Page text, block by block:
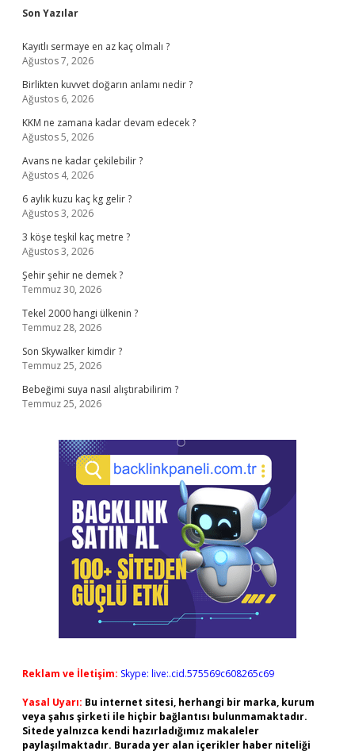
Sidebar
Son Yazılar
Kayıtlı sermaye en az kaç olmalı ?
Ağustos 7, 2026
Birlikten kuvvet doğarın anlamı nedir ?
Ağustos 6, 2026
KKM ne zamana kadar devam edecek ?
Ağustos 5, 2026
Avans ne kadar çekilebilir ?
Ağustos 4, 2026
6 aylık kuzu kaç kg gelir ?
Ağustos 3, 2026
3 köşe teşkil kaç metre ?
Ağustos 3, 2026
Şehir şehir ne demek ?
Temmuz 30, 2026
Tekel 2000 hangi ülkenin ?
Temmuz 28, 2026
Son Skywalker kimdir ?
Temmuz 25, 2026
Bebeğimi suya nasıl alıştırabilirim ?
Temmuz 25, 2026
Reklam ve İletişim: Skype: live:.cid.575569c608265c69
Yasal Uyarı: Bu internet sitesi, herhangi bir marka, kurum
veya şahıs şirketi ile hiçbir bağlantısı bulunmamaktadır.
Sitede yalnızca kendi hazırladığımız makaleler
paylaşılmaktadır. Burada yer alan içerikler haber niteliği